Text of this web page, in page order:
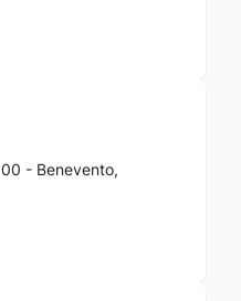
- Benevento,